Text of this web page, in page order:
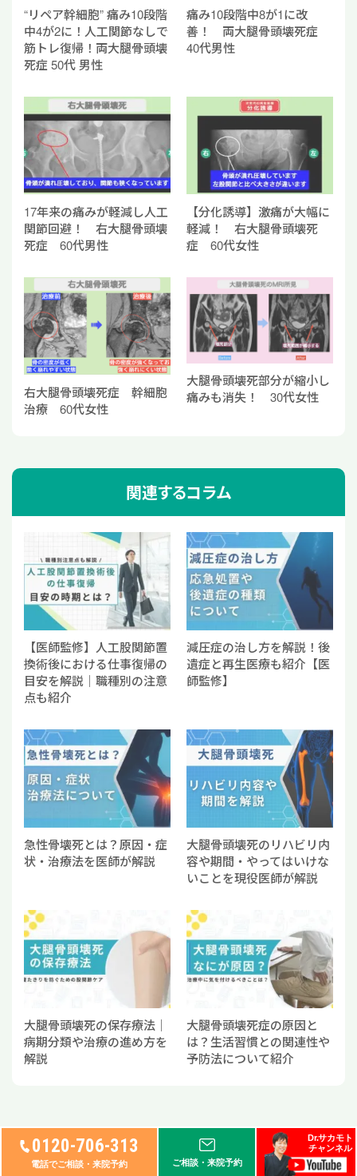
0120-706-313
電話でご相談・来院予約 ご相談・来院予約
Dr.サカモト
チャンネル
“リペア幹細胞” 痛み10段階
中4が2に！人工関節なしで
筋トレ復帰！両大腿骨頭壊
死症 50代 男性
痛み10段階中8が1に改
善！ 両大腿骨頭壊死症
40代男性
17年来の痛みが軽減し人工
関節回避！ 右大腿骨頭壊
死症 60代男性
【分化誘導】激痛が大幅に
軽減！ 右大腿骨頭壊死
症 60代女性
右大腿骨頭壊死症 幹細胞
治療 60代女性
大腿骨頭壊死部分が縮小し
痛みも消失！ 30代⼥性
関連するコラム
【医師監修】人工股関節置
換術後における仕事復帰の
目安を解説｜職種別の注意
点も紹介
減圧症の治し方を解説！後
遺症と再生医療も紹介【医
師監修】
急性骨壊死とは？原因・症
状・治療法を医師が解説
大腿骨頭壊死のリハビリ内
容や期間・やってはいけな
いことを現役医師が解説
大腿骨頭壊死の保存療法｜
病期分類や治療の進め方を
解説
大腿骨頭壊死症の原因と
は？生活習慣との関連性や
予防法について紹介
キーワード検索